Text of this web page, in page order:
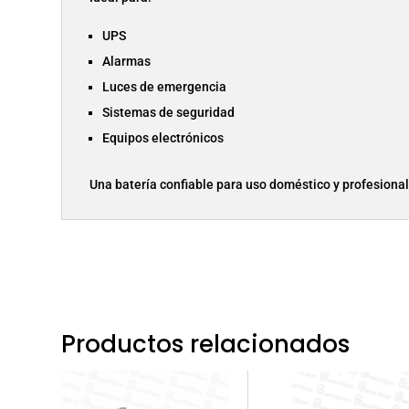
UPS
Alarmas
Luces de emergencia
Sistemas de seguridad
Equipos electrónicos
Una batería confiable para uso doméstico y
Productos relacionados